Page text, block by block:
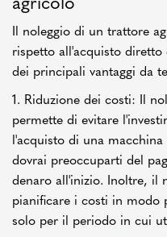
agricolo
Il noleggio di un trattore
rispetto all'acquisto
dei principali vantaggi da
1. Riduzione dei costi: Il
permette di evitare
l'acquisto di una
dovrai preoccuparti del
denaro all'inizio. Inoltre, il
pianificare i costi in modo
solo per il periodo in cui